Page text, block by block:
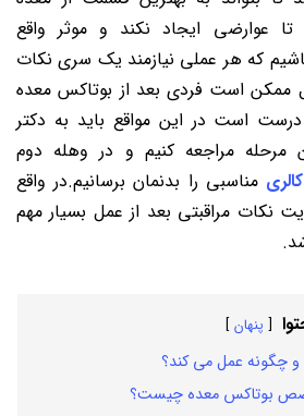
تا عوارضی ایجاد نکند و موثر واقع
که هر عملی نیازمند یک سری نکات
ممکن است فردی بعد از بوتاکس معده
است در این مواقع باید به دکتر
مرحله مراجعه کنیم و در وهله دوم
کالری مناسبی را بدنمان برسانیم.در واقع
نکات مراقبتی بعد از عمل بسیار مهم
پنهان
چگونه عمل می کند؟
بوتاکس معده چیست؟